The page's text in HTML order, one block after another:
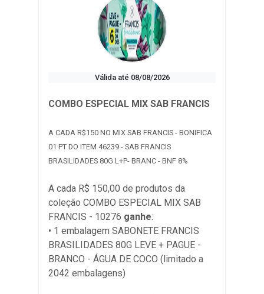
Válida até 08/08/2026
COMBO ESPECIAL MIX SAB FRANCIS
A CADA R$150 NO MIX SAB FRANCIS - BONIFICA
01 PT DO ITEM 46239 - SAB FRANCIS
BRASILIDADES 80G L+P- BRANC - BNF 8%
A cada R$ 150,00 de produtos da
coleção COMBO ESPECIAL MIX SAB
FRANCIS - 10276 ganhe:
• 1 embalagem SABONETE FRANCIS
BRASILIDADES 80G LEVE + PAGUE -
BRANCO - ÁGUA DE COCO (limitado a
2042 embalagens)